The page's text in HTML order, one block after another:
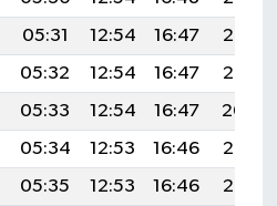
05:31 12:54 16:47
20:06
05:32 12:54 16:47
20:05
05:33 12:54 16:47
20:04
05:34 12:53 16:46
20:03
05:35 12:53 16:46
20:02